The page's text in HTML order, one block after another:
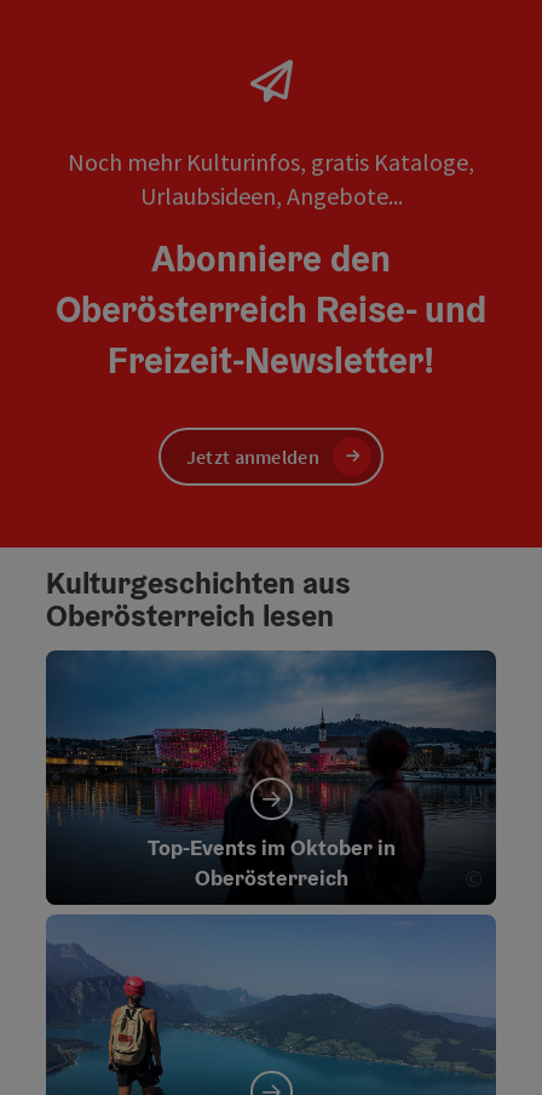
Noch mehr Kulturinfos, gratis Kataloge,
Urlaubsideen, Angebote...
Abonniere den
Oberösterreich Reise- und
Freizeit-Newsletter!
Jetzt anmelden
Kulturgeschichten aus
Oberösterreich lesen
Top-Events im Oktober in
Oberösterreich
©